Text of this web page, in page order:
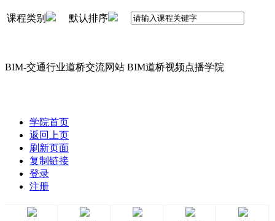
课程类别 默认排序
BIM-交通行业道桥交流网站 BIM道桥视频点播学院
学院首页
返回上页
刷新页面
复制链接
登录
注册